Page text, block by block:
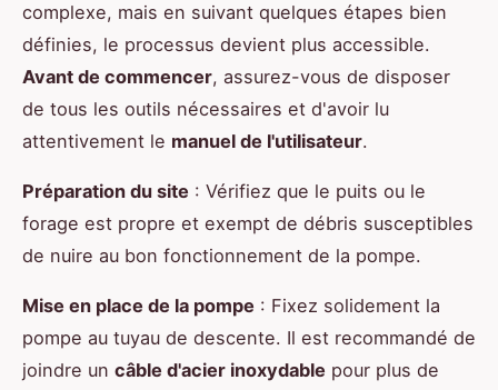
complexe, mais en suivant quelques étapes bien
définies, le processus devient plus accessible.
Avant de commencer, assurez-vous de disposer
de tous les outils nécessaires et d'avoir lu
attentivement le manuel de l'utilisateur.
Préparation du site : Vérifiez que le puits ou le
forage est propre et exempt de débris susceptibles
de nuire au bon fonctionnement de la pompe.
Mise en place de la pompe : Fixez solidement la
pompe au tuyau de descente. Il est recommandé de
joindre un câble d'acier inoxydable pour plus de